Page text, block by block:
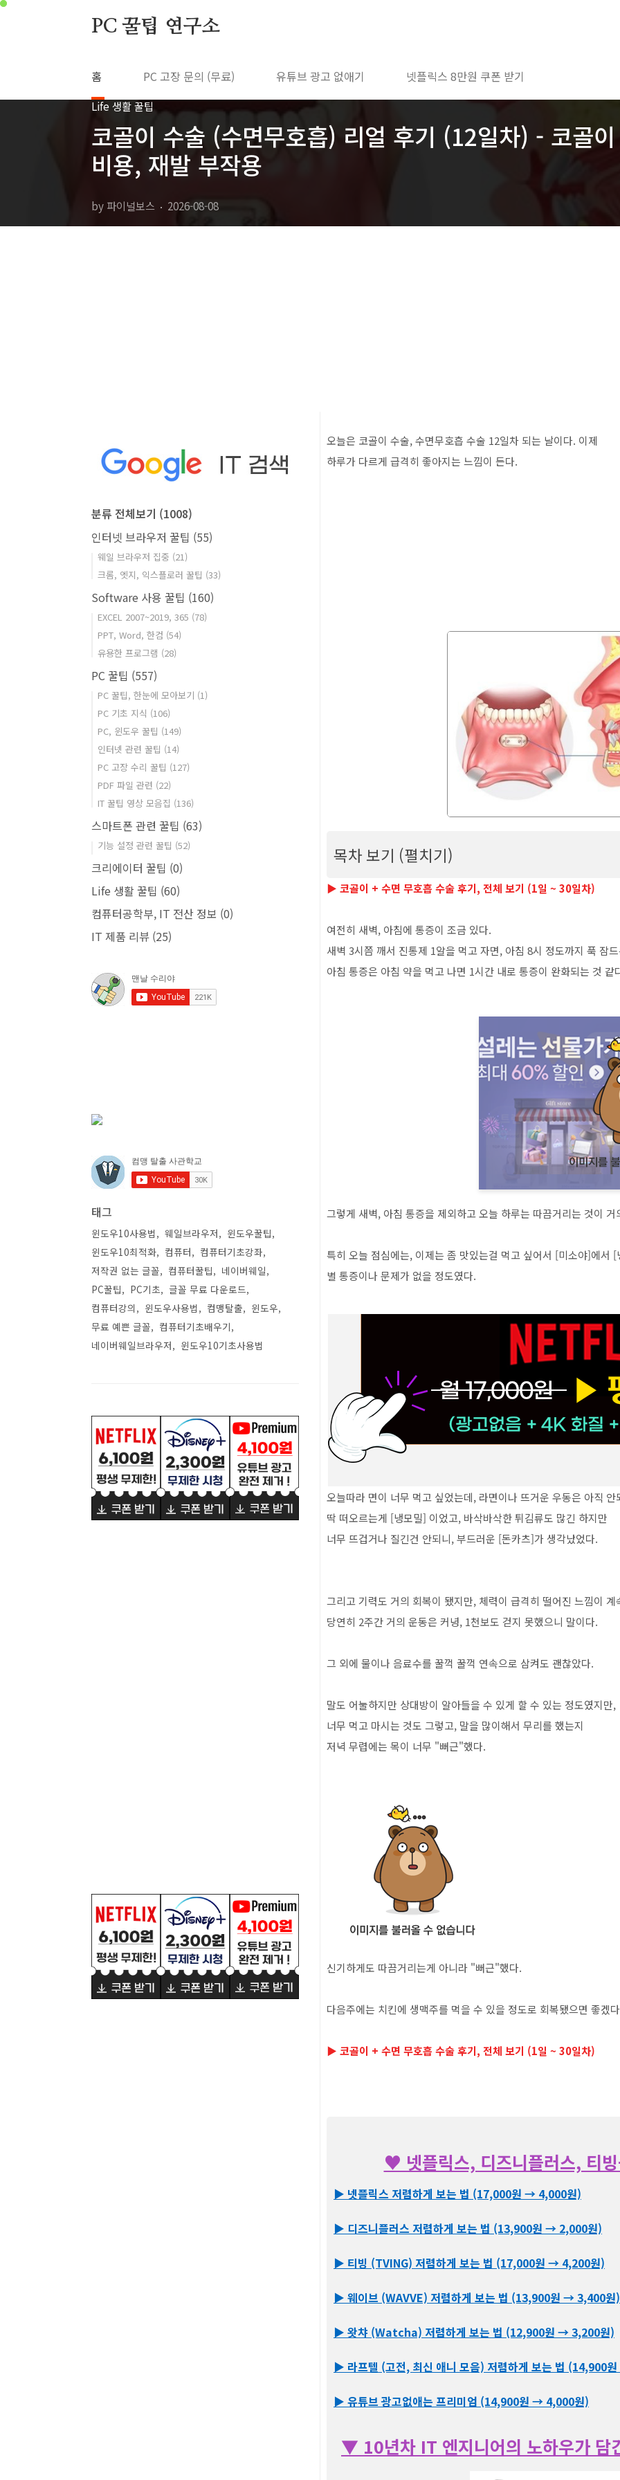
본문 바로가기
PC 꿀팁 연구소
홈 PC 고장 문의 (무료) 유튜브 광고 없애기 넷플릭스 8만원 쿠폰 받기
Life 생활 꿀팁
코골이 수술 (수면무호흡) 리얼 후기 (12일차) - 코골
비용, 재발 부작용
by 파이널보스 2026-08-08
오늘은 코골이 수술, 수면무호흡 수술 12일차 되는 날이다. 이제
하루가 다르게 급격히 좋아지는 느낌이 든다.
목차 보기 (펼치기)
코골이 수술 (수면무호흡) 리얼 후기 (12일차) -
목차
▶ 코골이 + 수면 무호흡 수술 후기, 전체 보기 (1일 ~ 30일차)
여전히 새벽, 아침에 통증이 조금 있다.
새벽 3시쯤 깨서 진통제 1알을 먹고 자면, 아침 8시 정도까지 푹 잠
아침 통증은 아침 약을 먹고 나면 1시간 내로 통증이 완화되는 것 같
그렇게 새벽, 아침 통증을 제외하고 오늘 하루는 따끔거리는 것이 거
특히 오늘 점심에는, 이제는 좀 맛있는걸 먹고 싶어서 [미소야]에서
별 통증이나 문제가 없을 정도였다.
오늘따라 면이 너무 먹고 싶었는데, 라면이나 뜨거운 우동은 아직 안
딱 떠오르는게 [냉모밀] 이었고, 바삭바삭한 튀김류도 많긴 하지만
너무 뜨겁거나 질긴건 안되니, 부드러운 [돈카츠]가 생각났었다.
그리고 기력도 거의 회복이 됐지만, 체력이 급격히 떨어진 느낌이 계
당연히 2주간 거의 운동은 커녕, 1천보도 걷지 못했으니 말이다.
그 외에 물이나 음료수를 꿀꺽 꿀꺽 연속으로 삼켜도 괜찮았다.
말도 어눌하지만 상대방이 알아들을 수 있게 할 수 있는 정도였지만,
너무 먹고 마시는 것도 그렇고, 말을 많이해서 무리를 했는지
저녁 무렵에는 목이 너무 "뻐근"했다.
신기하게도 따끔거리는게 아니라 "뻐근"했다.
다음주에는 치킨에 생맥주를 먹을 수 있을 정도로 회복됐으면 좋겠
▶ 코골이 + 수면 무호흡 수술 후기, 전체 보기 (1일 ~ 30일차)
♥ 넷플릭스, 디즈니플러스, 티
▶ 넷플릭스 저렴하게 보는 법 (17,000원 → 4,000원)
▶ 디즈니플러스 저렴하게 보는 법 (13,900원 → 2,000원)
▶ 티빙 (TVING) 저렴하게 보는 법 (17,000원 → 4,200원)
▶ 웨이브 (WAVVE) 저렴하게 보는 법 (13,900원 → 3,400원)
▶ 왓챠 (Watcha) 저렴하게 보는 법 (12,900원 → 3,200원)
▶ 라프텔 (고전, 최신 애니 모음) 저렴하게 보는 법 (14,900
▶ 유튜브 광고없애는 프리미엄 (14,900원 → 4,000원)
▼ 10년차 IT 엔지니어의 노하우가
분류 전체보기 (1008)
인터넷 브라우저 꿀팁 (55)
웨일 브라우저 집중 (21)
크롬, 엣지, 익스플로러 꿀팁 (33)
Software 사용 꿀팁 (160)
EXCEL 2007~2019, 365 (78)
PPT, Word, 한컴 (54)
유용한 프로그램 (28)
PC 꿀팁 (557)
PC 꿀팁, 한눈에 모아보기 (1)
PC 기초 지식 (106)
PC, 윈도우 꿀팁 (149)
인터넷 관련 꿀팁 (14)
PC 고장 수리 꿀팁 (127)
PDF 파일 관련 (22)
IT 꿀팁 영상 모음집 (136)
스마트폰 관련 꿀팁 (63)
기능 설정 관련 꿀팁 (52)
크리에이터 꿀팁 (0)
Life 생활 꿀팁 (60)
컴퓨터공학부, IT 전산 정보 (0)
IT 제품 리뷰 (25)
태그
윈도우10사용법 웨일브라우저
윈도우꿀팁
윈도우10최적화
컴퓨터
컴퓨터기초강좌
저작권 없는 글꼴
컴퓨터꿀팁
네이버웨일
PC꿀팁
PC기초
글꼴 무료 다운로드
컴퓨터강의
윈도우사용법 컴맹탈출
윈도우
무료 예쁜 글꼴
컴퓨터기초배우기
네이버웨일브라우저
윈도우10기초사용법